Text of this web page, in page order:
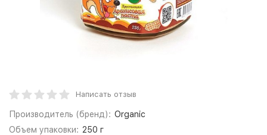
Написать отзыв
Производитель (бренд): Organic
Объем упаковки: 250 г